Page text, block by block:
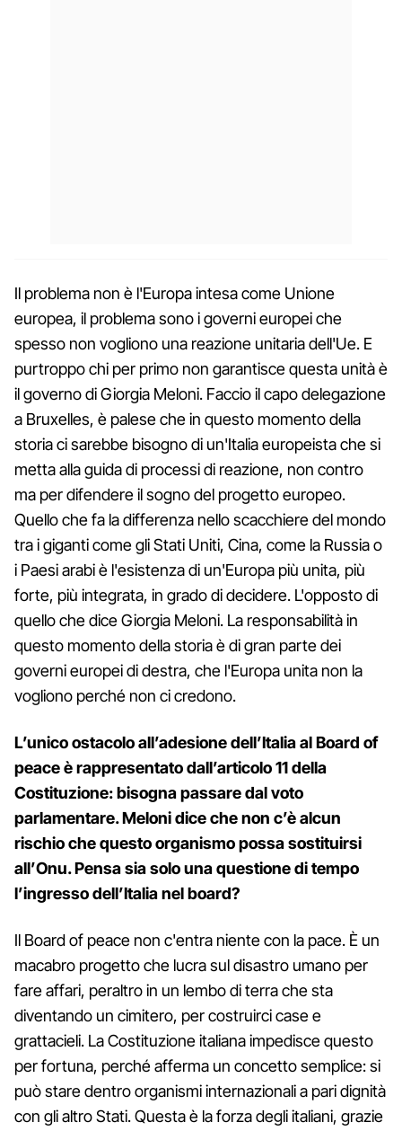
Il problema non è l'Europa intesa come Unione
europea, il problema sono i governi europei che
spesso non vogliono una reazione unitaria dell'Ue. E
purtroppo chi per primo non garantisce questa unità è
il governo di Giorgia Meloni. Faccio il capo delegazione
a Bruxelles, è palese che in questo momento della
storia ci sarebbe bisogno di un'Italia europeista che si
metta alla guida di processi di reazione, non contro
ma per difendere il sogno del progetto europeo.
Quello che fa la differenza nello scacchiere del mondo
tra i giganti come gli Stati Uniti, Cina, come la Russia o
i Paesi arabi è l'esistenza di un'Europa più unita, più
forte, più integrata, in grado di decidere. L'opposto di
quello che dice Giorgia Meloni. La responsabilità in
questo momento della storia è di gran parte dei
governi europei di destra, che l'Europa unita non la
vogliono perché non ci credono.
L’unico ostacolo all’adesione dell’Italia al Board of
peace è rappresentato dall’articolo 11 della
Costituzione: bisogna passare dal voto
parlamentare. Meloni dice che non c’è alcun
rischio che questo organismo possa sostituirsi
all’Onu. Pensa sia solo una questione di tempo
l’ingresso dell’Italia nel board?
Il Board of peace non c'entra niente con la pace. È un
macabro progetto che lucra sul disastro umano per
fare affari, peraltro in un lembo di terra che sta
diventando un cimitero, per costruirci case e
grattacieli. La Costituzione italiana impedisce questo
per fortuna, perché afferma un concetto semplice: si
può stare dentro organismi internazionali a pari dignità
con gli altro Stati. Questa è la forza degli italiani, grazie